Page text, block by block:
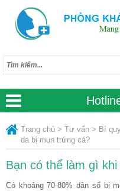
Trang chủ > Tư vấn > Bí
da bị mụn trứng cá?
Bạn có thể làm gì
Có khoảng 70-80% dân số bị